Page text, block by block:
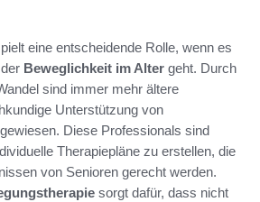
eine entscheidende Rolle, wenn es
Beweglichkeit im Alter geht. Durch
sind immer mehr ältere
Unterstützung von
Diese Professionals sind
Therapiepläne zu erstellen, die
von Senioren gerecht werden.
sorgt dafür, dass nicht